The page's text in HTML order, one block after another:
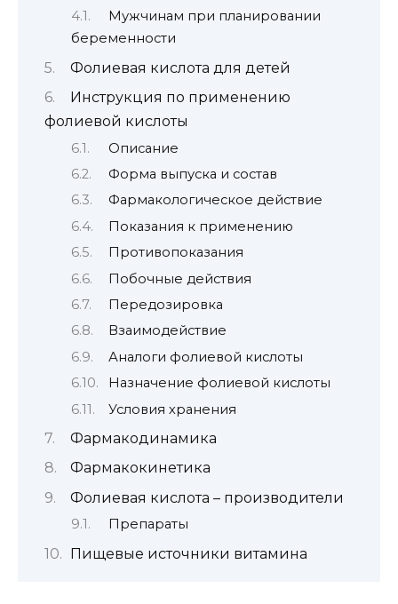
Мужчинам при планировании
беременности
Фолиевая кислота для детей
Инструкция по применению
фолиевой кислоты
Описание
Форма выпуска и состав
Фармакологическое действие
Показания к применению
Противопоказания
Побочные действия
Передозировка
Взаимодействие
Аналоги фолиевой кислоты
Назначение фолиевой кислоты
Условия хранения
Фармакодинамика
Фармакокинетика
Фолиевая кислота – производители
Препараты
Пищевые источники витамина